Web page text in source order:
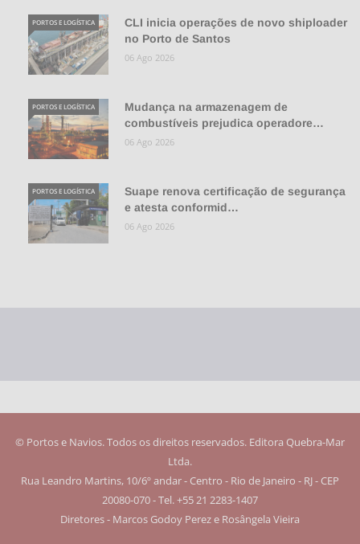
CLI inicia operações de novo shiploader
no Porto de Santos
PORTOS E LOGÍSTICA
06 Ago 2026
Mudança na armazenagem de
combustíveis prejudica operadore…
PORTOS E LOGÍSTICA
06 Ago 2026
Suape renova certificação de segurança
e atesta conformid…
PORTOS E LOGÍSTICA
06 Ago 2026
© Portos e Navios. Todos os direitos reservados. Editora Quebra-Mar
Ltda.
Rua Leandro Martins, 10/6º andar - Centro - Rio de Janeiro - RJ - CEP
20080-070 - Tel. +55 21 2283-1407
Diretores - Marcos Godoy Perez e Rosângela Vieira